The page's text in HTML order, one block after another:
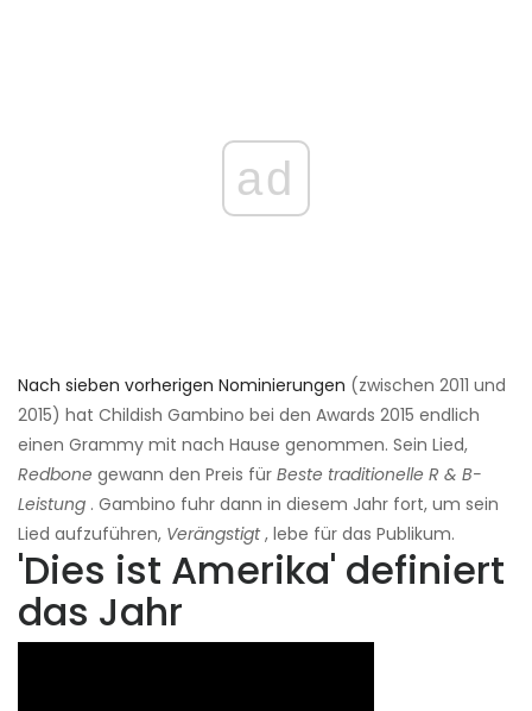
ad
Nach sieben vorherigen Nominierungen (zwischen 2011 und
2015) hat Childish Gambino bei den Awards 2015 endlich
einen Grammy mit nach Hause genommen. Sein Lied,
Redbone gewann den Preis für Beste traditionelle R & B-
Leistung . Gambino fuhr dann in diesem Jahr fort, um sein
Lied aufzuführen, Verängstigt, lebe für das Publikum.
'Dies ist Amerika' definiert
das Jahr